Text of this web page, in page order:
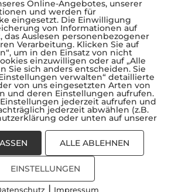
Zehlendorf e.V. (1886)
Online-Angebotes, unserer
und werden für
eingesetzt. Die Einwilligung
von Informationen auf
das Auslesen personenbezogener
Verarbeitung. Klicken Sie auf
um in den Einsatz von nicht
einzuwilligen oder auf „Alle
Sie sich anders entscheiden. Sie
verwalten“ detaillierte
von uns eingesetzten Arten von
und deren Einstellungen aufrufen.
jederzeit aufrufen und
jederzeit abwählen (z.B.
oder unten auf unserer
ALLE ABLEHNEN
EINSTELLUNGEN
| Impressum